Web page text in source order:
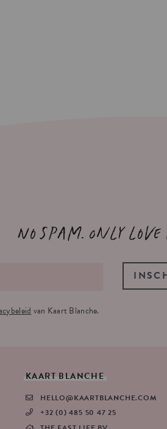
No spam. Only
van Kaart Blanche.
KAART BLANCHE
HELLO@KAARTBLANCHE.COM
+32 (0) 485 50 47 25